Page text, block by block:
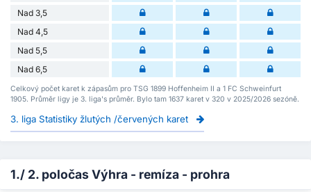
Nad 3,5
Nad 4,5
Nad 5,5
Nad 6,5
Celkový počet karet k zápasům pro TSG 1899 Hoffenheim II a 1 FC Schweinfurt
1905. Průměr ligy je 3. liga's průměr. Bylo tam 1637 karet v 320 v 2025/2026 sezóně.
3. liga Statistiky žlutých /červených karet
1./ 2. poločas Výhra - remíza - prohra